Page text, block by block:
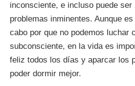
inconsciente, e incluso puede ser
problemas inminentes. Aunque
cabo por que no podemos luchar
subconsciente, en la vida es
feliz todos los días y aparcar los
poder dormir mejor.